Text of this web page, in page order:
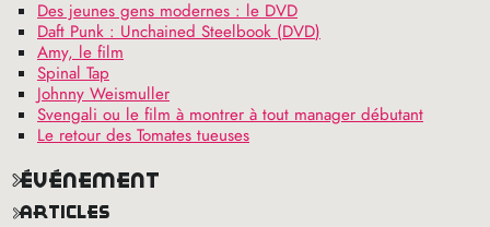
Des jeunes gens modernes : le DVD
Daft Punk : Unchained Steelbook (DVD)
Amy, le film
Spinal Tap
Johnny Weismuller
Svengali ou le film à montrer à tout manager débutant
Le retour des Tomates tueuses
événement
articles